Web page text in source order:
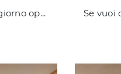
Se desideri completare un soggiorno operativo e pratico dalle linee moderne, ti presentiamo la parete attrezzata Living LV720 Giessegi.